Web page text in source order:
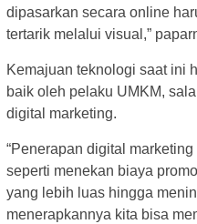
dipasarkan secara online
tertarik melalui visual,”
Kemajuan teknologi saat ini
baik oleh pelaku UMKM,
digital marketing.
“Penerapan digital
seperti menekan biaya
yang lebih luas hingga
menerapkannya kita bisa